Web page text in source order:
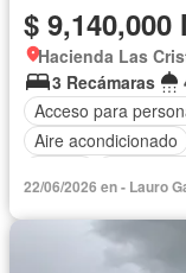
$ 9,140,000
Hacienda Las
3 Recámaras
Acceso para
Aire acondicionado
Cocina equipada
22/06/2026 en - Lauro